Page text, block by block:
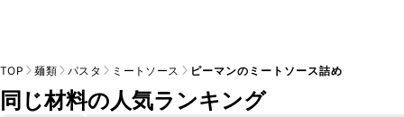
TOP 麺類 パスタ ミートソース ピーマンのミートソース詰め
同じ材料の人気ランキング